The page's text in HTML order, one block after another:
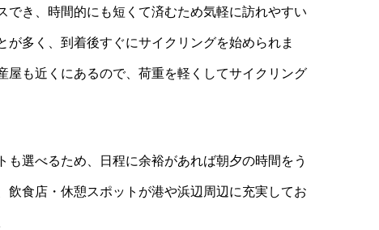
でき、時間的にも短くて済むため気軽に訪れやすい
多く、到着後すぐにサイクリングを始められま
も近くにあるので、荷重を軽くしてサイクリング
選べるため、日程に余裕があれば朝夕の時間をう
飲食店・休憩スポットが港や浜辺周辺に充実してお